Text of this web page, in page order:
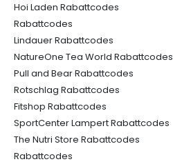
Hoi Laden Rabattcodes
Rabattcodes
Lindauer Rabattcodes
NatureOne Tea World Rabattcodes
Pull and Bear Rabattcodes
Rotschlag Rabattcodes
Fitshop Rabattcodes
SportCenter Lampert Rabattcodes
The Nutri Store Rabattcodes
Rabattcodes